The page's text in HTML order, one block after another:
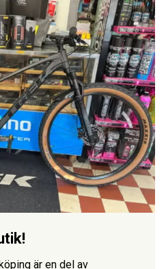
är en del av